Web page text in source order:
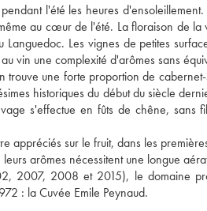
l'été les heures
au cœur de l'été. La floraison de
Les vignes de petites
vin une complexité d'arômes sans
trouve une forte proportion de
historiques du début du siècle
s'effectue en fûts de chêne,
appréciés sur le fruit, dans les
arômes nécessitent une longue
2007, 2008 et 2015), le domaine
: la Cuvée Emile Peynaud.